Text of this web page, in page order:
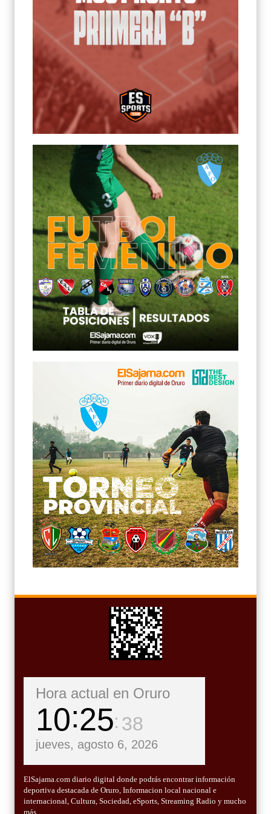
Hora actual en Oruro
10 25 39
jueves, agosto 6, 2026
ElSajama.com diario digital donde podrás encontrar información
deportiva destacada de Oruro, Informacion local nacional e
internacional, Cultura, Sociedad, eSports, Streaming Radio y mucho
más